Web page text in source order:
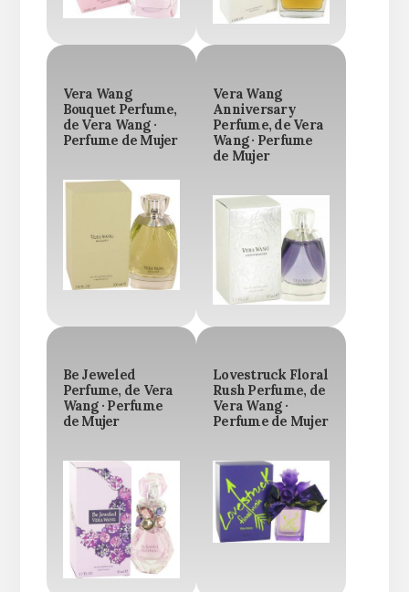
Vera Wang
Bouquet Perfume,
de Vera Wang ·
Perfume de Mujer
Vera Wang
Anniversary
Perfume, de Vera
Wang · Perfume
de Mujer
Be Jeweled
Perfume, de Vera
Wang · Perfume
de Mujer
Lovestruck Floral
Rush Perfume, de
Vera Wang ·
Perfume de Mujer